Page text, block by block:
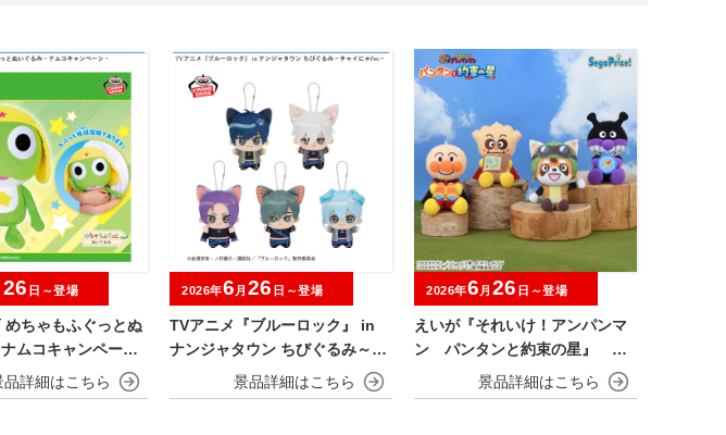
めちゃもふぐっとぬ
ムコキャンペーン
26 日～登場
TVアニメ『ブルーロック』 in
ナンジャタウン ちびぐるみ～チ
ャイにゃFes～
2026年6 月 26 日～登場
えいが『それいけ！アンパンマ
ン パンタンと約束の星』 ぬ
2026年6 月 26 日～登場